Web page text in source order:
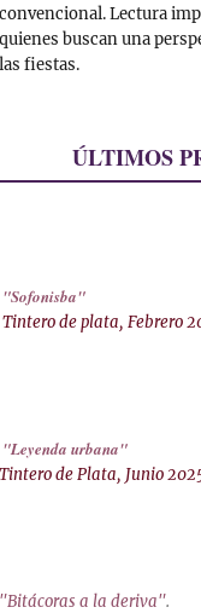
convencional. Lectura
quienes buscan una
las fiestas.
ÚLTIMOS
"Sofonisba"
Tintero de plata, Febrero
"Leyenda urbana"
Tintero de Plata, Junio
"Bitácoras a la deriva".